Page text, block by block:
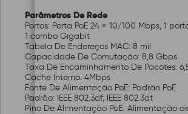
Parâmetros De Rede
Portos: Porta PoE 24 × 10/100 Mbps, 1
1 combo Gigabit
Tabela De Endereços MAC: 8 mil
Capacidade De Comutação: 8,8 Gbps
Taxa De Encaminhamento De Pacotes:
Cache Interno: 4Mbps
Fonte De Alimentação PoE: Padrão PoE
Padrão: IEEE 802.3af; IEEE 802.3at
Pino De Alimentação PoE: Alimentação